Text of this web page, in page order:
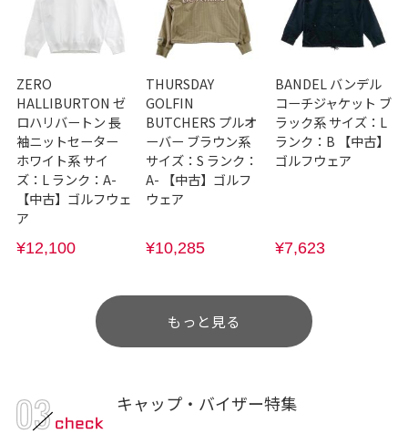
ZERO
HALLIBURTON ゼ
ロハリバートン 長
袖ニットセーター
ホワイト系 サイ
ズ：L ランク：A-
【中古】ゴルフウェ
ア
¥12,100
THURSDAY
GOLFIN
BUTCHERS プルオ
ーバー ブラウン系
サイズ：S ランク：
A- 【中古】ゴルフ
ウェア
¥10,285
BANDEL バンデル
コーチジャケット ブ
ラック系 サイズ：L
ランク：B 【中古】
ゴルフウェア
¥7,623
もっと見る
キャップ・バイザー特集